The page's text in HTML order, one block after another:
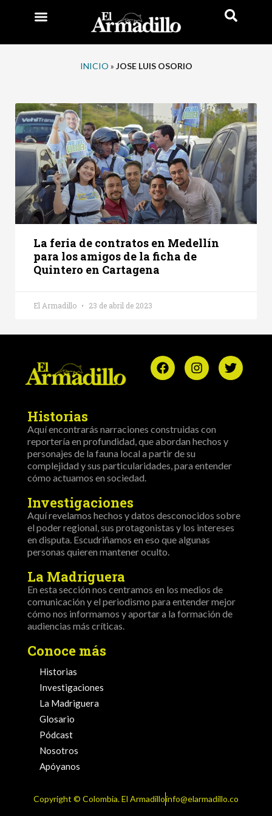
INICIO » JOSE LUIS OSORIO
La feria de contratos en Medellín
para los amigos de la ficha de
Quintero en Cartagena
El Armadillo 23 de abril de 2023
Historias
Aquí encontrarás narraciones construidas con
reportería en profundidad, que abordan hechos y
personajes de la fauna local a partir de su
complejidad y sus particularidades, para entender
cómo actuamos en sociedad.
Investigaciones
Aquí revelamos hechos y datos desconocidos sobre
el poder regional, sus protagonistas y los intereses
en disputa. Escudriñamos en eso que algunas
personas quieren mantener oculto.
La Madriguera
En esta sección nos centramos en los medios de
comunicación y el periodismo para entender mejor
cómo nos informamos y aportar a la formación de
audiencias más críticas.
Conoce más
Historias
Investigaciones
La Madriguera
Glosario
Pódcast
Nosotros
Apóyanos
Copyright ©️ Colombia. El Armadilloinfo@elarmadillo.co